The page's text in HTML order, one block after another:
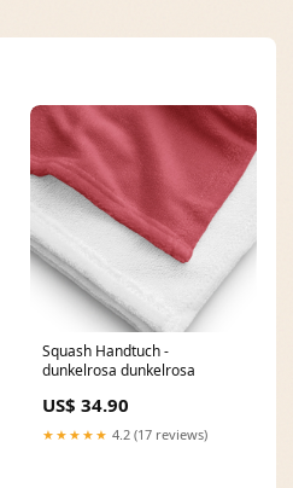
Squash Handtuch -
dunkelrosa dunkelrosa
US$ 34.90
★★★★★ 4.2 (17 reviews)